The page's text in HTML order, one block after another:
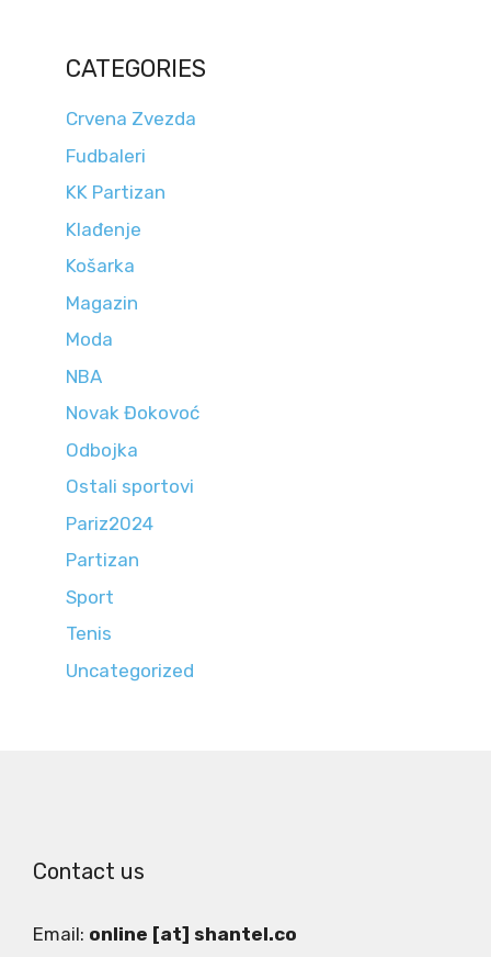
CATEGORIES
Crvena Zvezda
Fudbaleri
KK Partizan
Klađenje
Košarka
Magazin
Moda
NBA
Novak Đokovoć
Odbojka
Ostali sportovi
Pariz2024
Partizan
Sport
Tenis
Uncategorized
Contact us
Email: online [at] shantel.co